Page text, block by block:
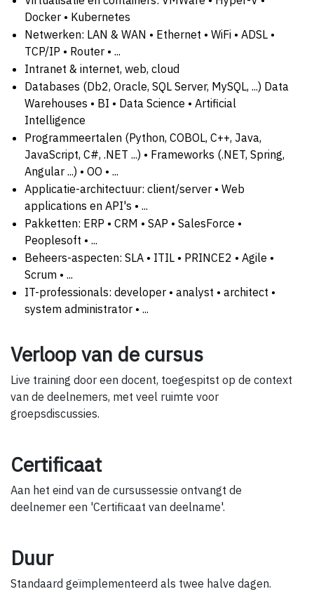
Docker • Kubernetes
Netwerken: LAN & WAN • Ethernet • WiFi • ADSL •
TCP/IP • Router • ...
Intranet & internet, web, cloud
Databases (Db2, Oracle, SQL Server, MySQL, ...) Data
Warehouses • BI • Data Science • Artificial
Intelligence
Programmeertalen (Python, COBOL, C++, Java,
JavaScript, C#, .NET ...) • Frameworks (.NET, Spring,
Angular ...) • OO • ...
Applicatie-architectuur: client/server • Web
applications en API's • ...
Pakketten: ERP • CRM • SAP • SalesForce •
Peoplesoft • ...
Beheers-aspecten: SLA • ITIL • PRINCE2 • Agile •
Scrum • ...
IT-professionals: developer • analyst • architect •
system administrator • ...
Verloop van de cursus
Live training door een docent, toegespitst op de context
van de deelnemers, met veel ruimte voor
groepsdiscussies.
Certificaat
Aan het eind van de cursussessie ontvangt de
deelnemer een 'Certificaat van deelname'.
Duur
Standaard geïmplementeerd als twee halve dagen.